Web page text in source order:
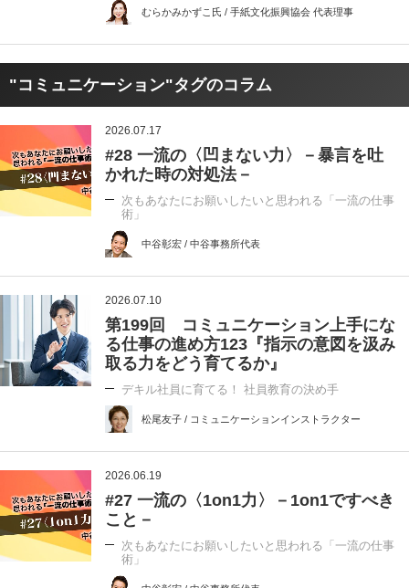
むらかみかずこ氏 / 手紙文化振興協会 代表理事
"コミュニケーション"タグのコラム
2026.07.17
#28 一流の〈凹まない力〉－暴言を吐
かれた時の対処法－
次もあなたにお願いしたいと思われる「一流の仕事
術」
中谷彰宏 / 中谷事務所代表
2026.07.10
第199回 コミュニケーション上手にな
る仕事の進め方123『指示の意図を汲み
取る力をどう育てるか』
デキル社員に育てる！ 社員教育の決め手
松尾友子 / コミュニケーションインストラクター
2026.06.19
#27 一流の〈1on1力〉－1on1ですべき
こと－
次もあなたにお願いしたいと思われる「一流の仕事
術」